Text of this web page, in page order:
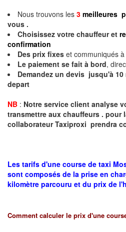
Nous trouvons les 3 meilleures
vous .
Choisissez votre chauffeur et
confirmation
Des prix fixes et communiqués à
Le paiement se fait à bord,
Demandez un devis jusqu'à
depart
NB : Notre service client analyse
transmettre aux chauffeurs . pour
collaborateur Taxiproxi prendra
Les tarifs d'une course de taxi
sont composés de la prise en
kilomètre parcouru et du prix de
Comment calculer le prix d'une